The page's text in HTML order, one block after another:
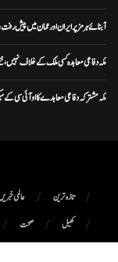
آبنائے ہرمز پر ایران اور عمان میں پیش
مکہ دفاعی معاہدہ کسی ملک کے خلاف
مکہ مشترکہ دفاعی معاہدے کا او آئی سی
تازہ ترین عالمی
کھیل
صحت